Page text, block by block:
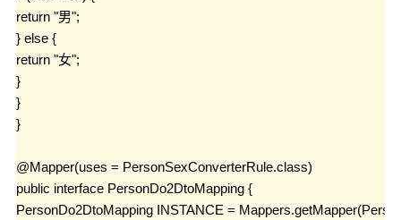
return "男";
} else {
return "女";
}
}
}
@Mapper(uses = PersonSexConverterRule.class)
public interface PersonDo2DtoMapping {
PersonDo2DtoMapping INSTANCE =